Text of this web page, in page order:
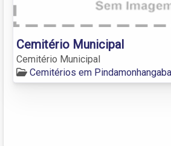
Cemitério Municipal
Cemitério Municipal
Cemitérios em Pindamonhangaba